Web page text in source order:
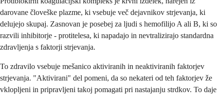
darovane človeške plazme, ki vsebuje več dejavnikov strjevanja, ki
delujejo skupaj. Zasnovan je posebej za ljudi s hemofilijo A ali B, ki so
razvili inhibitorje - protitelesa, ki napadajo in nevtralizirajo standardna
zdravljenja s faktorji strjevanja.
To zdravilo vsebuje mešanico aktiviranih in neaktiviranih faktorjev
strjevanja. "Aktivirani" del pomeni, da so nekateri od teh faktorjev že
vklopljeni in pripravljeni takoj pomagati pri nastajanju strdkov. To daje